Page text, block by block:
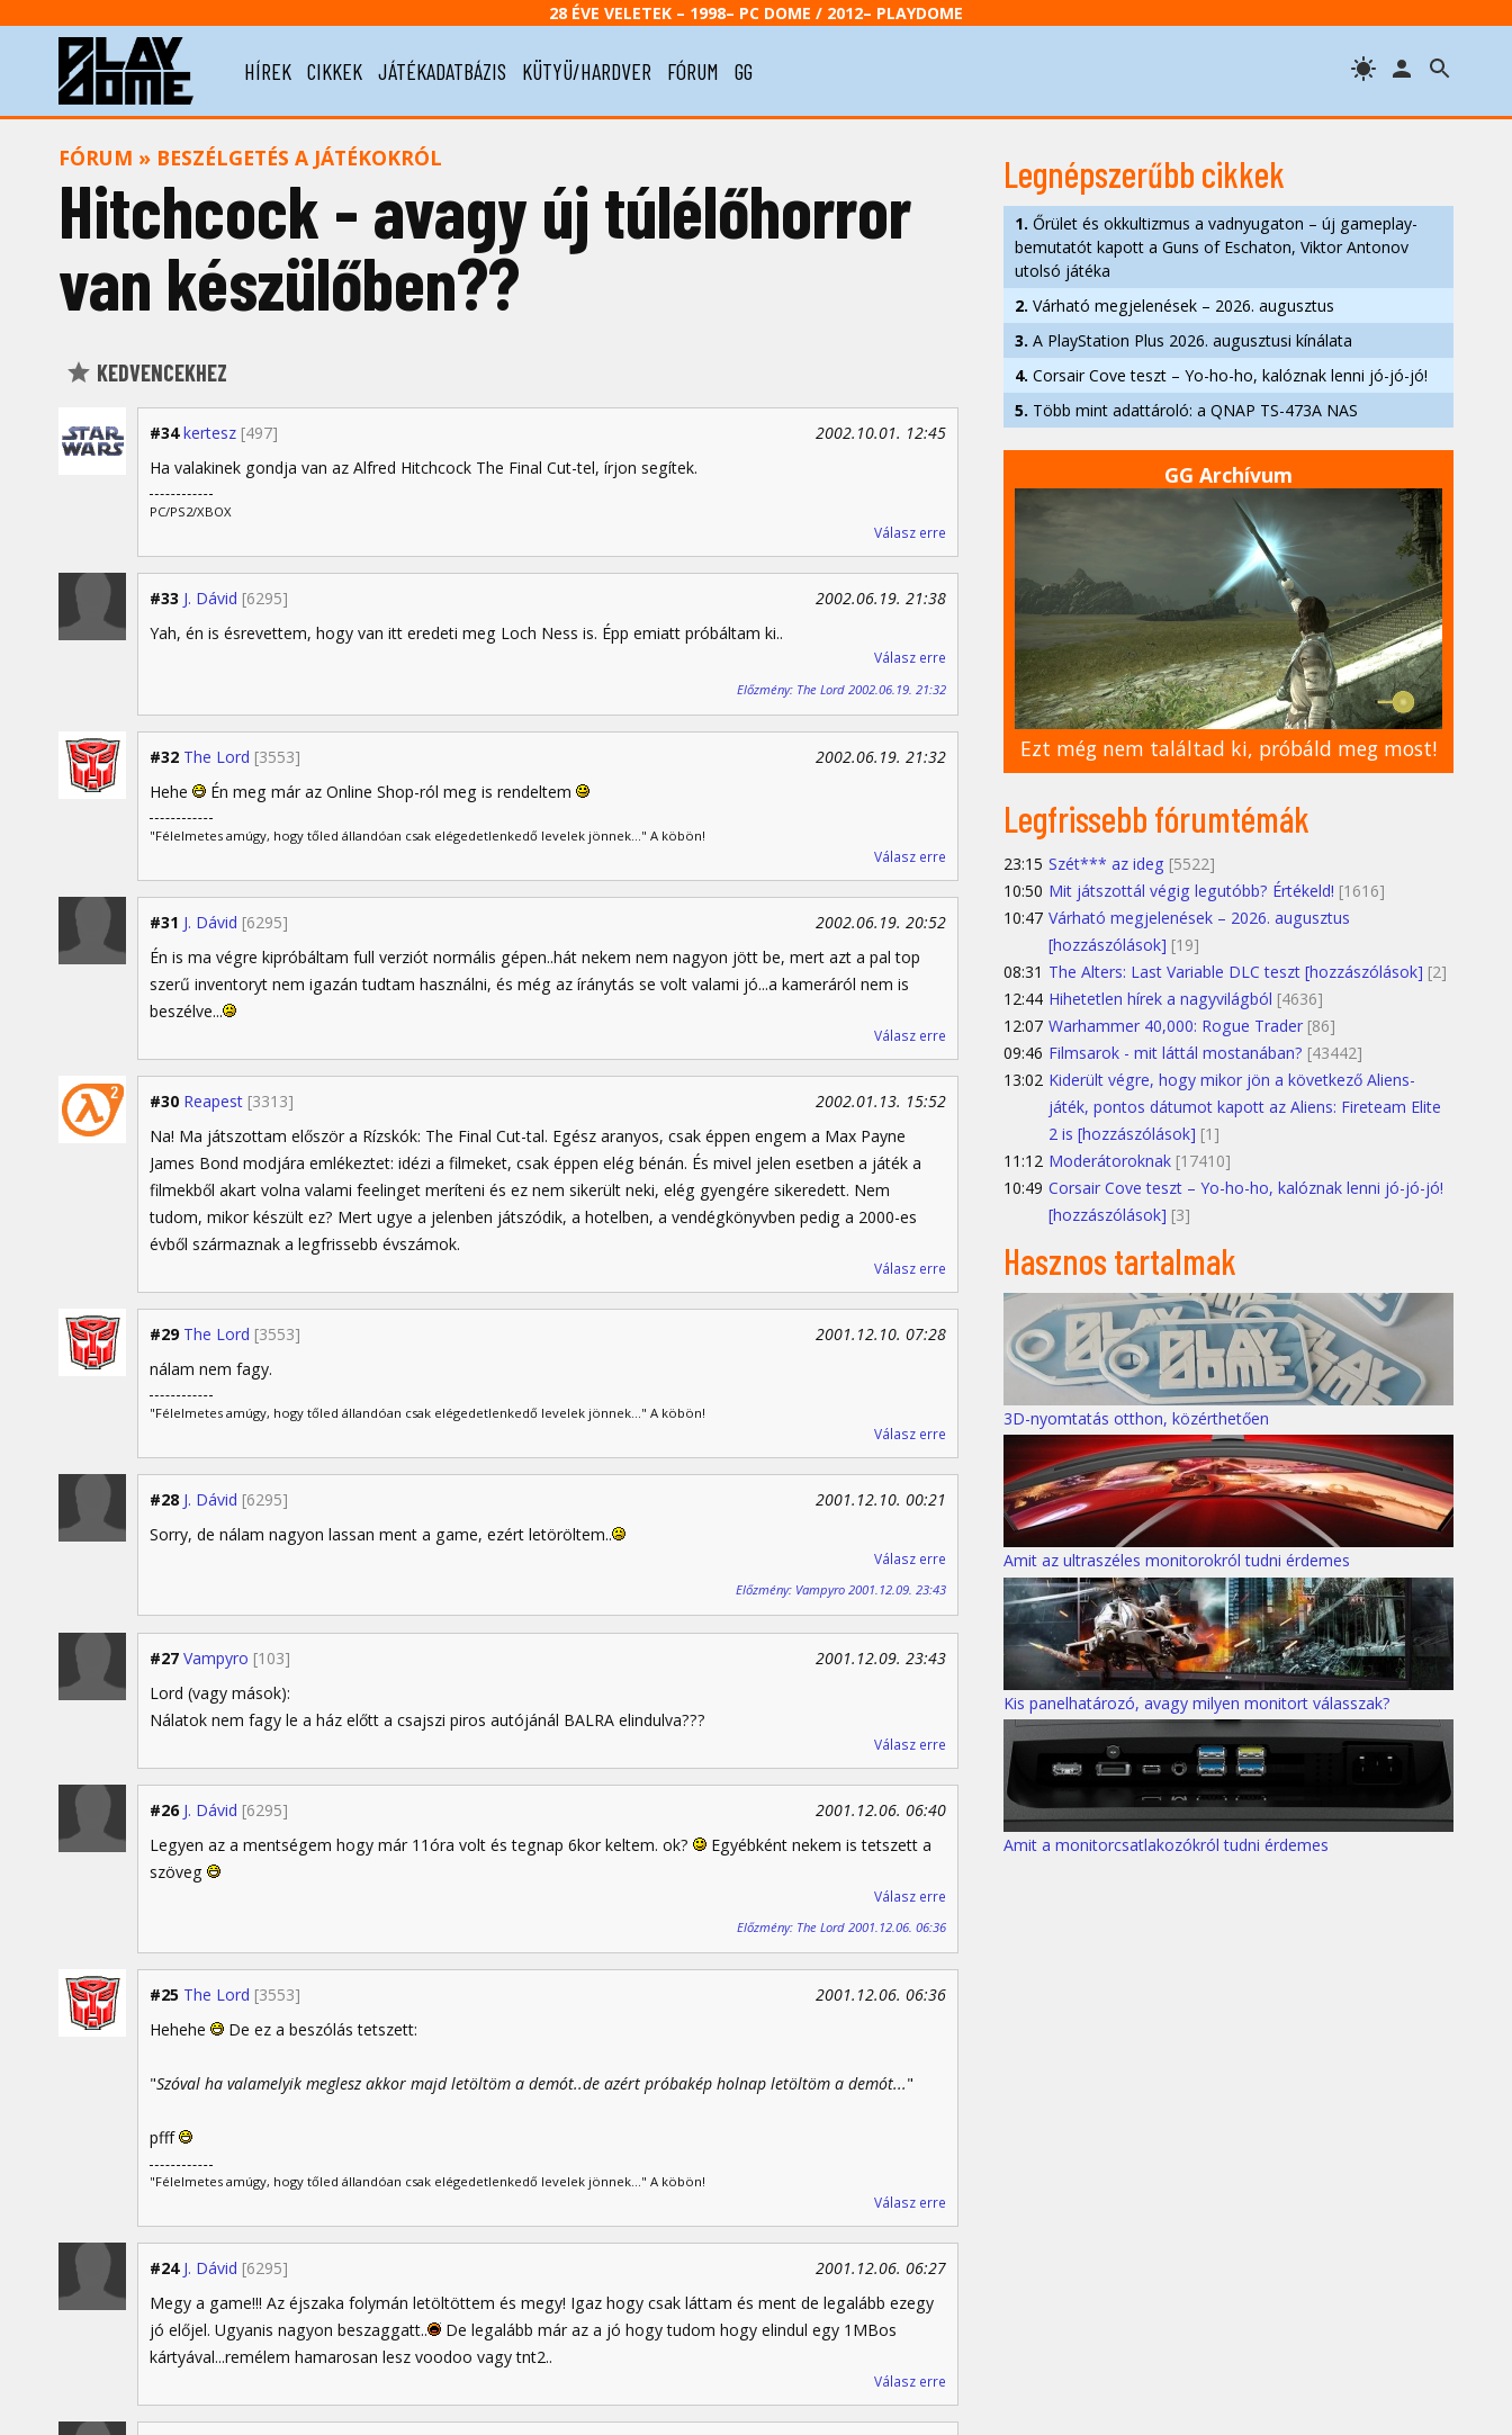
28 ÉVE VELETEK – 1998– PC DOME / 2012– PLAYDOME
HÍREK CIKKEK JÁTÉKADATBÁZIS KÜTYÜ/HARDVER FÓRUM GG
FÓRUM » BESZÉLGETÉS A JÁTÉKOKRÓL
Hitchcock - avagy új túlélőhorror
van készülőben??
KEDVENCEKHEZ
#34 kertesz [497]
2002.10.01. 12:45
Ha valakinek gondja van az Alfred Hitchcock The Final Cut-tel, írjon segítek.
PC/PS2/XBOX
Válasz erre
#33 J. Dávid [6295]
2002.06.19. 21:38
Yah, én is ésrevettem, hogy van itt eredeti meg Loch Ness is. Épp emiatt próbáltam ki..
Válasz erre
Előzmény: The Lord 2002.06.19. 21:32
#32 The Lord [3553]
2002.06.19. 21:32
Hehe
Én meg már az Online Shop-ról meg is rendeltem
"Félelmetes amúgy, hogy tőled állandóan csak elégedetlenkedő levelek jönnek..." A köbön!
Válasz erre
#31 J. Dávid [6295]
2002.06.19. 20:52
Én is ma végre kipróbáltam full verziót normális gépen..hát nekem nem nagyon jött be, mert azt a pal top
szerű inventoryt nem igazán tudtam használni, és még az íránytás se volt valami jó...a kameráról nem is
beszélve...
Válasz erre
#30 Reapest [3313]
2002.01.13. 15:52
Na! Ma játszottam először a Rízskók: The Final Cut-tal. Egész aranyos, csak éppen engem a Max Payne
James Bond modjára emlékeztet: idézi a filmeket, csak éppen elég bénán. És mivel jelen esetben a játék a
filmekből akart volna valami feelinget meríteni és ez nem sikerült neki, elég gyengére sikeredett. Nem
tudom, mikor készült ez? Mert ugye a jelenben játszódik, a hotelben, a vendégkönyvben pedig a 2000-es
évből származnak a legfrissebb évszámok.
Válasz erre
#29 The Lord [3553]
2001.12.10. 07:28
nálam nem fagy.
"Félelmetes amúgy, hogy tőled állandóan csak elégedetlenkedő levelek jönnek..." A köbön!
Válasz erre
#28 J. Dávid [6295]
2001.12.10. 00:21
Sorry, de nálam nagyon lassan ment a game, ezért letöröltem..
Válasz erre
Előzmény: Vampyro 2001.12.09. 23:43
#27 Vampyro [103]
2001.12.09. 23:43
Lord (vagy mások):
Nálatok nem fagy le a ház előtt a csajszi piros autójánál BALRA elindulva???
Válasz erre
#26 J. Dávid [6295]
2001.12.06. 06:40
Legyen az a mentségem hogy már 11óra volt és tegnap 6kor keltem. ok?
Egyébként nekem is tetszett a
szöveg
Válasz erre
Előzmény: The Lord 2001.12.06. 06:36
#25 The Lord [3553]
2001.12.06. 06:36
Hehehe
De ez a beszólás tetszett:
"Szóval ha valamelyik meglesz akkor majd letöltöm a demót..de azért próbakép holnap letöltöm a demót..."
pfff
"Félelmetes amúgy, hogy tőled állandóan csak elégedetlenkedő levelek jönnek..." A köbön!
Válasz erre
#24 J. Dávid [6295]
2001.12.06. 06:27
Megy a game!!! Az éjszaka folymán letöltöttem és megy! Igaz hogy csak láttam és ment de legalább ezegy
jó előjel. Ugyanis nagyon beszaggatt..
De legalább már az a jó hogy tudom hogy elindul egy 1MBos
kártyával...remélem hamarosan lesz voodoo vagy tnt2..
Válasz erre
Legnépszerűbb cikkek
1. Őrület és okkultizmus a vadnyugaton – új gameplay-
bemutatót kapott a Guns of Eschaton, Viktor Antonov
utolsó játéka
2. Várható megjelenések – 2026. augusztus
3. A PlayStation Plus 2026. augusztusi kínálata
4. Corsair Cove teszt – Yo-ho-ho, kalóznak lenni jó-jó-jó!
5. Több mint adattároló: a QNAP TS-473A NAS
GG Archívum
Ezt még nem találtad ki, próbáld meg most!
Legfrissebb fórumtémák
23:15 Szét*** az ideg [5522]
10:50 Mit játszottál végig legutóbb? Értékeld! [1616]
10:47 Várható megjelenések – 2026. augusztus
[hozzászólások] [19]
08:31 The Alters: Last Variable DLC teszt [hozzászólások] [2]
12:44 Hihetetlen hírek a nagyvilágból [4636]
12:07 Warhammer 40,000: Rogue Trader [86]
09:46 Filmsarok - mit láttál mostanában? [43442]
13:02 Kiderült végre, hogy mikor jön a következő Aliens-
játék, pontos dátumot kapott az Aliens: Fireteam Elite
2 is [hozzászólások] [1]
11:12 Moderátoroknak [17410]
10:49 Corsair Cove teszt – Yo-ho-ho, kalóznak lenni jó-jó-jó!
[hozzászólások] [3]
Hasznos tartalmak
3D-nyomtatás otthon, közérthetően
Amit az ultraszéles monitorokról tudni érdemes
Kis panelhatározó, avagy milyen monitort válasszak?
Amit a monitorcsatlakozókról tudni érdemes